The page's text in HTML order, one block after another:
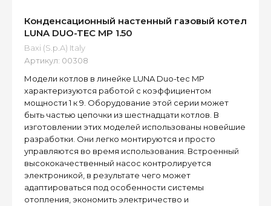
Конденсационный настенный газовый котел
LUNA DUO-TEC MP 1.50
Baxi (S.p.A) Italy
Артикул: 00308
Модели котлов в линейке LUNA Duo-tec MP
характеризуются работой с коэффициентом
мощности 1 к 9. Оборудование этой серии может
быть частью цепочки из шестнадцати котлов. В
изготовлении этих моделей использованы новейшие
разработки. Они легко монтируются и просто
управляются во время использования. Встроенный
высококачественный насос контролируется
электроникой, в результате чего может
адаптироваться под особенности системы
отопления, экономить электричество и